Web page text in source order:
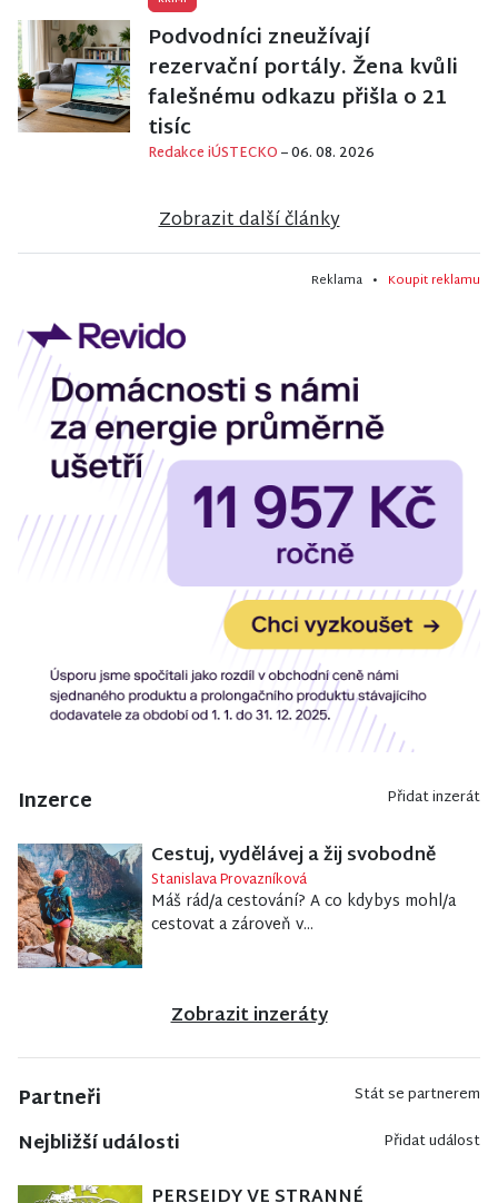
Podvodníci zneužívají
rezervační portály. Žena kvůli
falešnému odkazu přišla o 21
tisíc
Redakce iÚSTECKO– 06. 08. 2026
Zobrazit další články
Reklama • Koupit reklamu
Inzerce Přidat inzerát
Cestuj, vydělávej a žij svobodně
Stanislava Provazníková
Máš rád/a cestování? A co kdybys mohl/a
cestovat a zároveň v...
Zobrazit inzeráty
Partneři Stát se partnerem
Nejbližší události Přidat událost